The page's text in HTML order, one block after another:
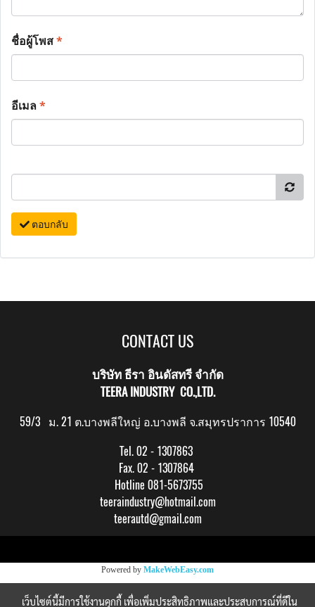
ชื่อผู้โพส*
อีเมล*
ตอบกลับ
CONTACT US
บริษัท ธีรา อินดัสทรี จำกัด
TEERA INDUSTRY CO.,LTD.
59/3 ม. 21 ต.บางพลีใหญ่ อ.บางพลี จ.สมุทรปราการ 10540
Tel. 02 - 1307863
Fax. 02 - 1307864
Hotline 081-5673755
teeraindustry@hotmail.com
teerautd@gmail.com
Powered by MakeWebEasy.com
เว็บไซต์นี้มีการใช้งานคุกกี้ เพื่อเพิ่มประสิทธิภาพและประสบการณ์ที่ดีใน